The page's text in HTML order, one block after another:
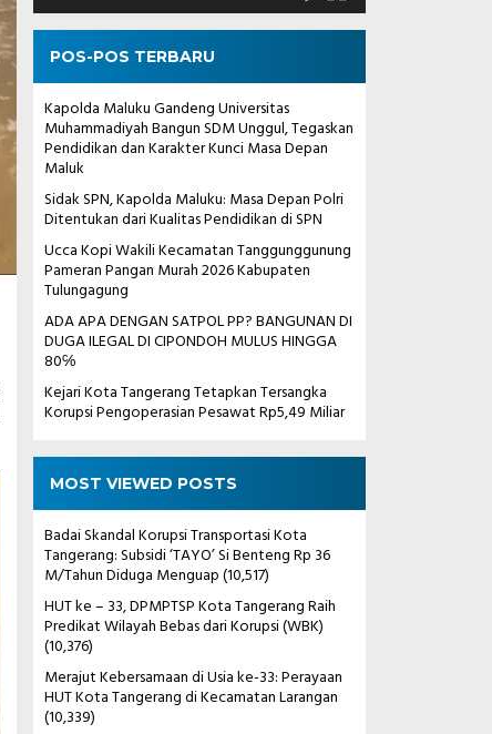
POS-POS TERBARU
Kapolda Maluku Gandeng Universitas
Muhammadiyah Bangun SDM Unggul, Tegaskan
Pendidikan dan Karakter Kunci Masa Depan
Maluk
Sidak SPN, Kapolda Maluku: Masa Depan Polri
Ditentukan dari Kualitas Pendidikan di SPN
Ucca Kopi Wakili Kecamatan Tanggunggunung
Pameran Pangan Murah 2026 Kabupaten
Tulungagung
ADA APA DENGAN SATPOL PP? BANGUNAN DI
DUGA ILEGAL DI CIPONDOH MULUS HINGGA
80℅
Kejari Kota Tangerang Tetapkan Tersangka
Korupsi Pengoperasian Pesawat Rp5,49 Miliar
MOST VIEWED POSTS
Badai Skandal Korupsi Transportasi Kota
Tangerang: Subsidi ‘TAYO’ Si Benteng Rp 36
M/Tahun Diduga Menguap(10,517)
HUT ke – 33, DPMPTSP Kota Tangerang Raih
Predikat Wilayah Bebas dari Korupsi (WBK)
(10,376)
Merajut Kebersamaan di Usia ke-33: Perayaan
HUT Kota Tangerang di Kecamatan Larangan
(10,339)